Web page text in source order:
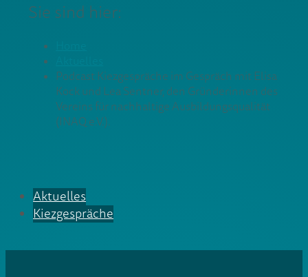
Sie sind hier:
Podcast Kiezgespräche im Gespräch mit Elisa
Kock und Lea Sentner, den Gründerinnen des
Vereins für nachhaltige Ausbildungsqualität
(INAQ e.V.).
Aktuelles
Kiezgespräche